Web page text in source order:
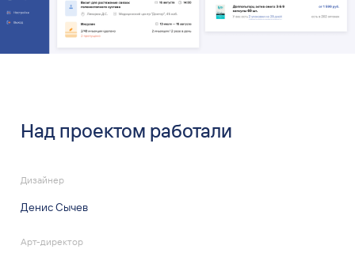
Над проектом работали
Дизайнер
Денис Сычев
Арт-директор